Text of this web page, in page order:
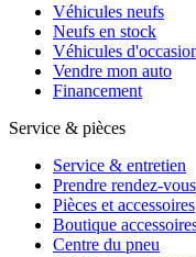
Véhicules neufs
Neufs en stock
Véhicules
Vendre mon auto
Financement
Service & pièces
Service & entretien
Prendre rendez-vous
Pièces et accessoires
Boutique
Centre du pneu